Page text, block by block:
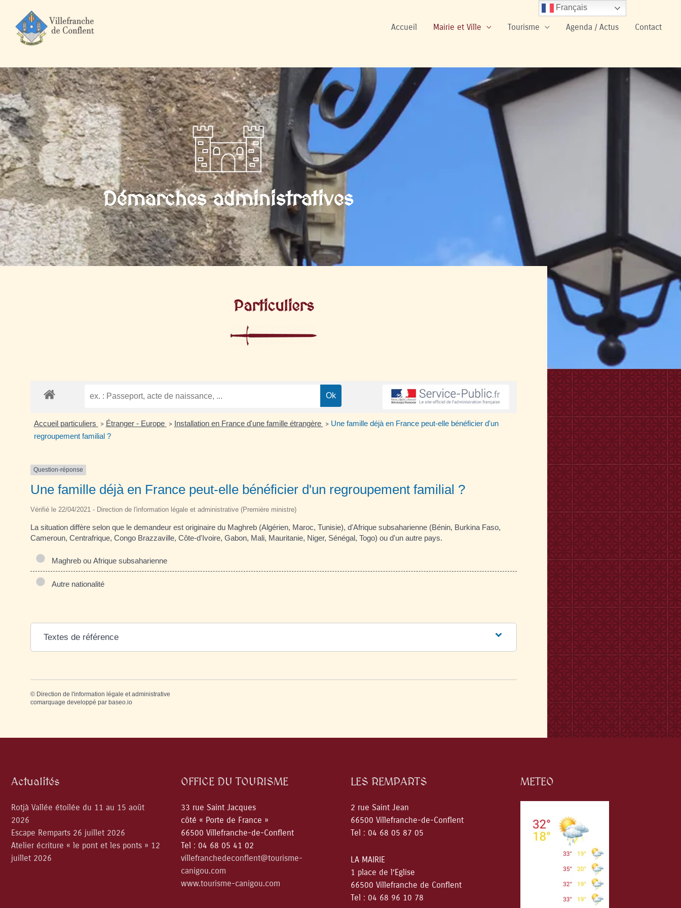
Accueil Mairie et Ville Tourisme Agenda / Actus Contact
Démarches administratives
Particuliers
Accueil particuliers > Étranger - Europe > Installation en France d'une famille étrangère > Une famille déjà en France peut-elle bénéficier d'un
regroupement familial ?
Question-réponse
Une famille déjà en France peut-elle bénéficier d'un regroupement familial ?
Vérifié le 22/04/2021 - Direction de l'information légale et administrative (Première ministre)
La situation diffère selon que le demandeur est originaire du Maghreb (Algérien, Maroc, Tunisie), d'Afrique subsaharienne (Bénin, Burkina Faso,
Cameroun, Centrafrique, Congo Brazzaville, Côte-d'Ivoire, Gabon, Mali, Mauritanie, Niger, Sénégal, Togo) ou d'un autre pays.
Maghreb ou Afrique subsaharienne
Autre nationalité
Textes de référence
© Direction de l'information légale et administrative
comarquage developpé par baseo.io
Actualités
Rotjà Vallée étoilée du 11 au 15 août
2026
Escape Remparts 26 juillet 2026
Atelier écriture « le pont et les ponts » 12
juillet 2026
OFFICE DU TOURISME
33 rue Saint Jacques
côté « Porte de France »
66500 Villefranche-de-Conflent
Tel : 04 68 05 41 02
villefranchedeconflent@tourisme-
canigou.com
www.tourisme-canigou.com
LES REMPARTS
2 rue Saint Jean
66500 Villefranche-de-Conflent
Tel : 04 68 05 87 05
LA MAIRIE
1 place de l’Eglise
66500 Villefranche de Conflent
Tel : 04 68 96 10 78
METEO
Français